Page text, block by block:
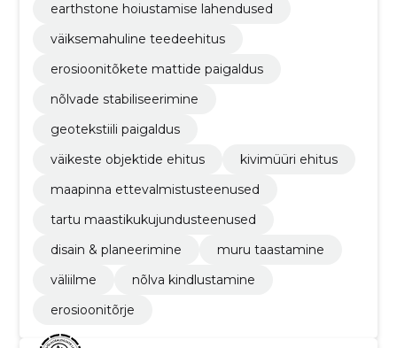
earthstone hoiustamise lahendused
väiksemahuline teedeehitus
erosioonitõkete mattide paigaldus
nõlvade stabiliseerimine
geotekstiili paigaldus
väikeste objektide ehitus
kivimüüri ehitus
maapinna ettevalmistusteenused
tartu maastikukujundusteenused
disain & planeerimine
muru taastamine
väliilme
nõlva kindlustamine
erosioonitõrje